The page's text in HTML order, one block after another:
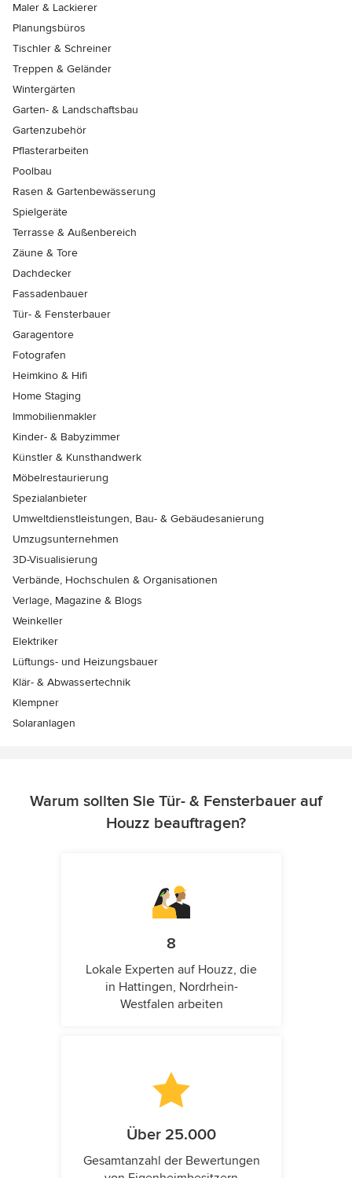
Maler & Lackierer
Planungsbüros
Tischler & Schreiner
Treppen & Geländer
Wintergärten
Garten- & Landschaftsbau
Gartenzubehör
Pflasterarbeiten
Poolbau
Rasen & Gartenbewässerung
Spielgeräte
Terrasse & Außenbereich
Zäune & Tore
Dachdecker
Fassadenbauer
Tür- & Fensterbauer
Garagentore
Fotografen
Heimkino & Hifi
Home Staging
Immobilienmakler
Kinder- & Babyzimmer
Künstler & Kunsthandwerk
Möbelrestaurierung
Spezialanbieter
Umweltdienstleistungen, Bau- & Gebäudesanierung
Umzugsunternehmen
3D-Visualisierung
Verbände, Hochschulen & Organisationen
Verlage, Magazine & Blogs
Weinkeller
Elektriker
Lüftungs- und Heizungsbauer
Klär- & Abwassertechnik
Klempner
Solaranlagen
Warum sollten Sie Tür- & Fensterbauer auf
Houzz beauftragen?
8
Lokale Experten auf Houzz, die
in Hattingen, Nordrhein-
Westfalen arbeiten
Über 25.000
Gesamtanzahl der Bewertungen